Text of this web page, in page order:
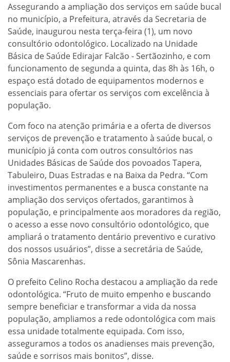
Assegurando a ampliação dos serviços em saúde bucal
no município, a Prefeitura, através da Secretaria de
Saúde, inaugurou nesta terça-feira (1), um novo
consultório odontológico. Localizado na Unidade
Básica de Saúde Edirajar Falcão - Sertãozinho, e com
funcionamento de segunda a quinta, das 8h às 16h, o
espaço está dotado de equipamentos modernos e
essenciais para ofertar os serviços com excelência à
população.
Com foco na atenção primária e a oferta de diversos
serviços de prevenção e tratamento à saúde bucal, o
município já conta com outros consultórios nas
Unidades Básicas de Saúde dos povoados Tapera,
Tabuleiro, Duas Estradas e na Baixa da Pedra. “Com
investimentos permanentes e a busca constante na
ampliação dos serviços ofertados, garantimos à
população, e principalmente aos moradores da região,
o acesso a esse novo consultório odontológico, que
ampliará o tratamento dentário preventivo e curativo
dos nossos usuários”, disse a secretária de Saúde,
Sônia Mascarenhas.
O prefeito Celino Rocha destacou a ampliação da rede
odontológica. “Fruto de muito empenho e buscando
sempre beneficiar e transformar a vida da nossa
população, ampliamos a rede odontológica com mais
essa unidade totalmente equipada. Com isso,
asseguramos a todos os anadienses mais prevenção,
saúde e sorrisos mais bonitos”, disse.